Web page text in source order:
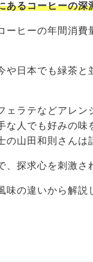
あるコーヒーの深
ーヒーの年間消費
や日本でも緑茶と
ェラテなどアレン
な人でも好みの味
の山田和則さんは
、探求心を刺激さ
味の違いから解説